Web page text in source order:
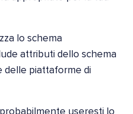
lo schema
attributi dello schema
delle piattaforme di
useresti lo